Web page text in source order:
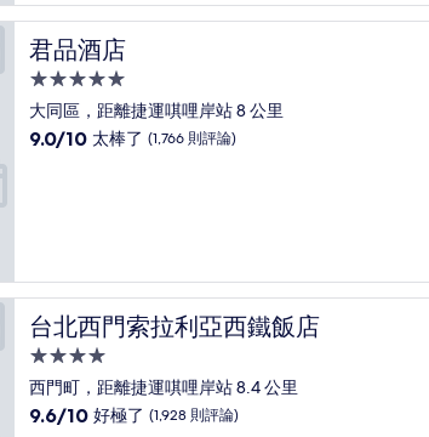
極
了，
(2,206
則
評
論)
君品酒店
君品酒店
5.0
星
級
大同區，距離捷運唭哩岸站 8 公里
9.0
棒
了，
(1,766
則
評
論)
9.0/10 太棒了 (1,766 則評論)
台北西門索拉利亞西鐵飯店
台北西門索拉利亞西鐵飯店
4.0
星
級
西門町，距離捷運唭哩岸站 8.4 公里
9.6
9.6/10 好極了 (1,928 則評論)